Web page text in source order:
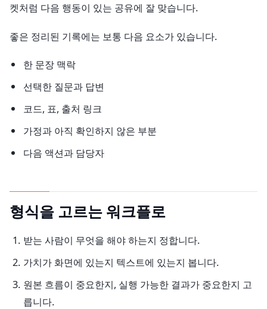
켓처럼 다음 행동이 있는 공유에 잘 맞습니다.
좋은 정리된 기록에는 보통 다음 요소가 있습니다.
한 문장 맥락
선택한 질문과 답변
코드, 표, 출처 링크
가정과 아직 확인하지 않은 부분
다음 액션과 담당자
형식을 고르는 워크플로
받는 사람이 무엇을 해야 하는지 정합니다.
가치가 화면에 있는지 텍스트에 있는지 봅니다.
원본 흐름이 중요한지, 실행 가능한 결과가 중요한지 고
릅니다.